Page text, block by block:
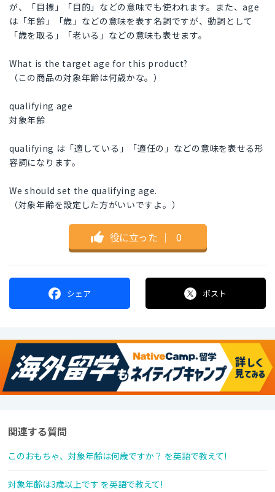
が、「目標」「目的」などの意味でも使われます。また、age
は「年齢」「歳」などの意味を表す名詞ですが、動詞として
「歳を取る」「老いる」などの意味も表せます。
What is the target age for this product?
（この商品の対象年齢は何歳かな。）
qualifying age
対象年齢
qualifying は「適している」「適任の」などの意味を表せる形
容詞になります。
We should set the qualifying age.
（対象年齢を設定した方がいいですよ。）
役に立った ｜ 0
シェア ポスト
関連する質問
このおもちゃ、対象年齢は何歳ですか？ を英語で教えて!
対象年齢は3歳以上です を英語で教えて!